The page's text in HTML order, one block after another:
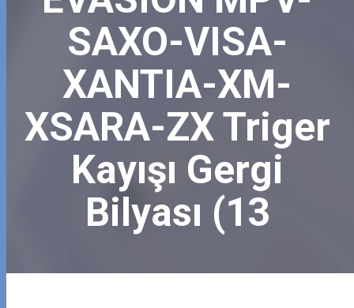
SAXO-VISA-
XANTIA-XM-
XSARA-ZX Triger
Kayışı Gergi
Bilyası (13